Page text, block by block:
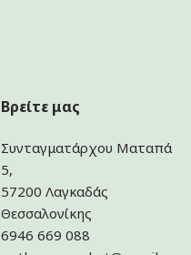
Βρείτε μας
Συνταγματάρχου Ματαπά
5,
57200 Λαγκαδάς
Θεσσαλονίκης
6946 669 088